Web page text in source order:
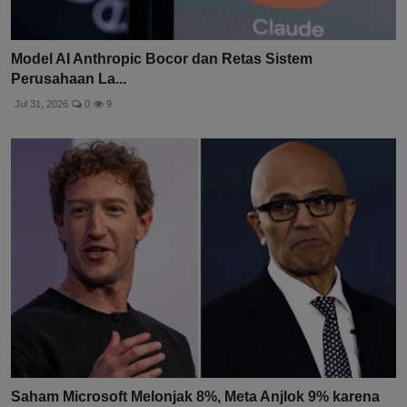
Model AI Anthropic Bocor dan Retas Sistem
Perusahaan La...
Jul 31, 2026 0 9
Saham Microsoft Melonjak 8%, Meta Anjlok 9% karena